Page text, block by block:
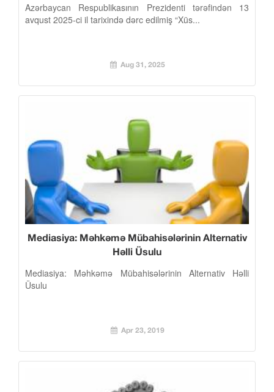
Azərbaycan Respublikasının Prezidenti tərəfindən 13
avqust 2025-ci il tarixində dərc edilmiş “Xüs...
Aug 31, 2025
Mediasiya: Məhkəmə Mübahisələrinin Alternativ
Həlli Üsulu
Mediasiya: Məhkəmə Mübahisələrinin Alternativ Həlli
Üsulu
Apr 23, 2019